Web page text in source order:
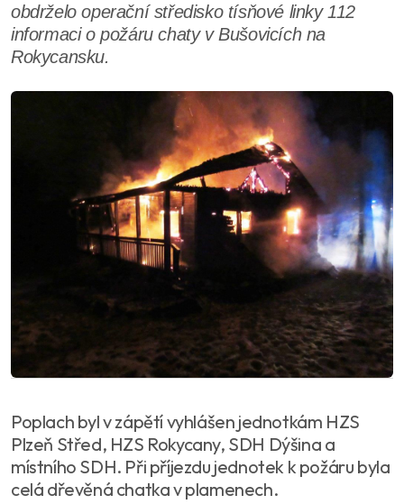
obdrželo operační středisko tísňové linky 112
informaci o požáru chaty v Bušovicích na
Rokycansku.
Poplach byl v zápětí vyhlášen jednotkám HZS
Plzeň Střed, HZS Rokycany, SDH Dýšina a
místního SDH. Při příjezdu jednotek k požáru byla
celá dřevěná chatka v plamenech.